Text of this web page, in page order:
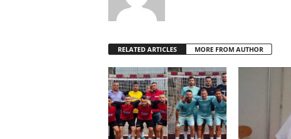
RELATED ARTICLES MORE FROM AUTHOR